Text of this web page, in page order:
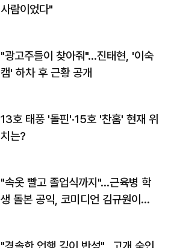
사람이었다"
"광고주들이 찾아줘"…진태현, '이숙
캠' 하차 후 근황 공개
13호 태풍 '돌핀'·15호 '찬홈' 현재 위
치는?
"속옷 빨고 졸업식까지"…근육병 학
생 돌본 공익, 코미디언 김규원이었